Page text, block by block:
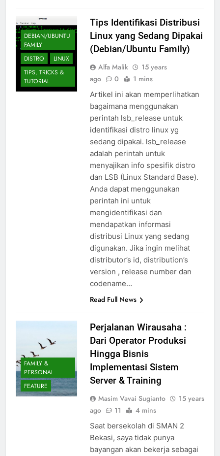
DEBIAN/UBUNTU
FAMILY
DISTRO
LINUX
TIPS, TRICKS &
TUTORIAL
Tips Identifikasi Distribusi
Linux yang Sedang Dipakai
(Debian/Ubuntu Family)
Alfa Malik
15 years
ago
0 1 mins
Artikel ini akan memperlihatkan
bagaimana menggunakan
perintah lsb_release untuk
identifikasi distro linux yg
sedang dipakai. lsb_release
adalah perintah untuk
menyajikan info spesifik distro
dan LSB (Linux Standard Base).
Anda dapat menggunakan
perintah ini untuk
mengidentifikasi dan
mendapatkan informasi
distribusi Linux yang sedang
digunakan. Jika ingin melihat
distributor’s id, distribution’s
version , release number dan
codename…
Read Full News
FAMILY &
PERSONAL
FEATURE
Perjalanan Wirausaha :
Dari Operator Produksi
Hingga Bisnis
Implementasi Sistem
Server & Training
Masim Vavai Sugianto
15 years
ago
11 4 mins
Saat bersekolah di SMAN 2
Bekasi, saya tidak punya
bayangan akan bekerja sebagai